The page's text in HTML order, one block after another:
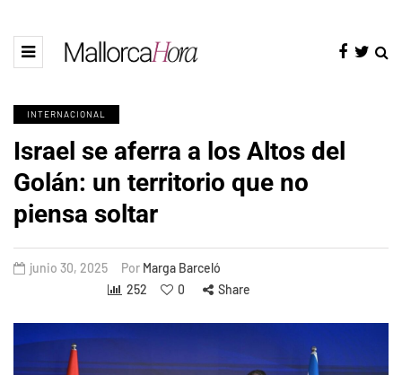
INTERNACIONAL
Israel se aferra a los Altos del
Golán: un territorio que no
piensa soltar
junio 30, 2025 Por Marga Barceló
252
0 Share